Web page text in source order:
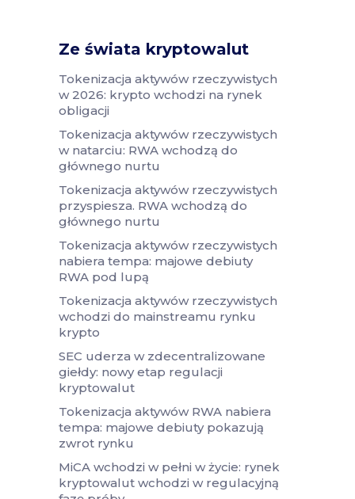
Ze świata kryptowalut
Tokenizacja aktywów rzeczywistych
w 2026: krypto wchodzi na rynek
obligacji
Tokenizacja aktywów rzeczywistych
w natarciu: RWA wchodzą do
głównego nurtu
Tokenizacja aktywów rzeczywistych
przyspiesza. RWA wchodzą do
głównego nurtu
Tokenizacja aktywów rzeczywistych
nabiera tempa: majowe debiuty
RWA pod lupą
Tokenizacja aktywów rzeczywistych
wchodzi do mainstreamu rynku
krypto
SEC uderza w zdecentralizowane
giełdy: nowy etap regulacji
kryptowalut
Tokenizacja aktywów RWA nabiera
tempa: majowe debiuty pokazują
zwrot rynku
MiCA wchodzi w pełni w życie: rynek
kryptowalut wchodzi w regulacyjną